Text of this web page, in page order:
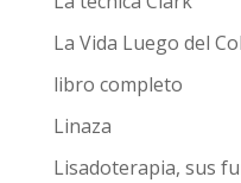
La Vida Luego del
libro completo
Linaza
Lisadoterapia, sus